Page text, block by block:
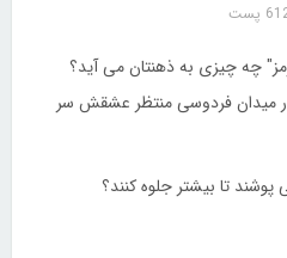
پست
چه چیزی به ذهنتان می آید؟
میدان فردوسی منتظر عشقش سر
تا بیشتر جلوه کنند؟